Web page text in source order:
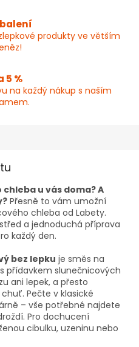
produkty ve větším
5 %
na každý nákup s naším
u vás doma? A
Přesně to vám umožní
chleba od Labety.
a jednoduchá příprava
každý den.
bez lepku je směs na
přídavkem slunečnicových
ani lepek, a přesto
Pečte v klasické
– vše potřebné najdete
Pro dochucení
cibulku, uzeninu nebo